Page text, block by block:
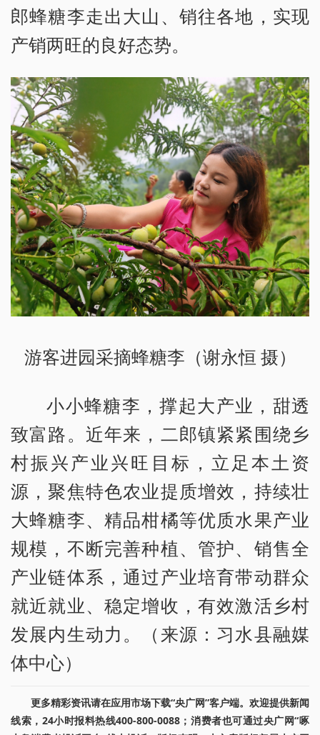
郎蜂糖李走出大山、销往各地，实现
产销两旺的良好态势。
游客进园采摘蜂糖李（谢永恒 摄）
小小蜂糖李，撑起大产业，甜透
致富路。近年来，二郎镇紧紧围绕乡
村振兴产业兴旺目标，立足本土资
源，聚焦特色农业提质增效，持续壮
大蜂糖李、精品柑橘等优质水果产业
规模，不断完善种植、管护、销售全
产业链体系，通过产业培育带动群众
就近就业、稳定增收，有效激活乡村
发展内生动力。（来源：习水县融媒
体中心）
更多精彩资讯请在应用市场下载“央广网”客户端。欢迎提供新闻
线索，24小时报料热线400-800-0088；消费者也可通过央广网“啄